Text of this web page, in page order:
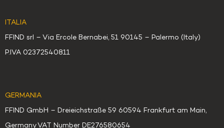
ITALIA
FFIND srl – Via Ercole Bernabei, 51 90145 – Palermo (Italy)
P.IVA 02372540811
GERMANIA
FFIND GmbH – Dreieichstraße 59 60594 Frankfurt am Main,
Germany VAT Number DE276580654